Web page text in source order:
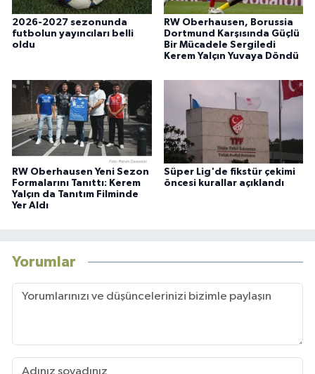
2026-2027 sezonunda
futbolun yayıncıları belli
oldu
RW Oberhausen, Borussia
Dortmund Karşısında Güçlü
Bir Mücadele Sergiledi
Kerem Yalçın Yuvaya Döndü
RW Oberhausen Yeni Sezon
Formalarını Tanıttı: Kerem
Yalçın da Tanıtım Filminde
Yer Aldı
Süper Lig'de fikstür çekimi
öncesi kurallar açıklandı
Yorumlar